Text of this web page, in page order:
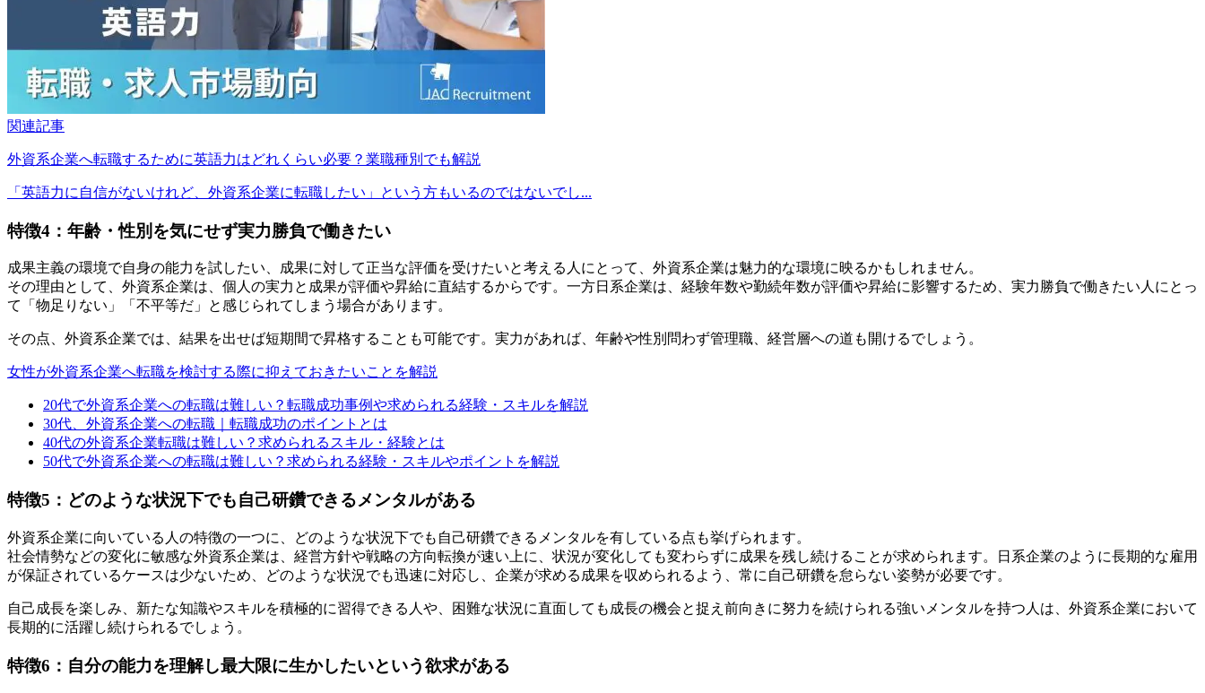
関連記事
外資系企業へ転職するために英語力はどれくらい必要？業職種別でも解説
「英語力に自信がないけれど、外資系企業に転職したい」という方もいるのではないでし...
特徴4：年齢・性別を気にせず実力勝負で働きたい
成果主義の環境で自身の能力を試したい、成果に対して正当な評価を受けたいと考える人にとって、外資系企業は魅力的な環境に映るかもしれません。
その理由として、外資系企業は、個人の実力と成果が評価や昇給に直結するからです。一方日系企業は、経験年数や勤続年数が評価や昇給に影響するため、実力勝負で働きたい人にとっ
て「物足りない」「不平等だ」と感じられてしまう場合があります。
その点、外資系企業では、結果を出せば短期間で昇格することも可能です。実力があれば、年齢や性別問わず管理職、経営層への道も開けるでしょう。
女性が外資系企業へ転職を検討する際に抑えておきたいことを解説
20代で外資系企業への転職は難しい？転職成功事例や求められる経験・スキルを解説
30代、外資系企業への転職｜転職成功のポイントとは
40代の外資系企業転職は難しい？求められるスキル・経験とは
50代で外資系企業への転職は難しい？求められる経験・スキルやポイントを解説
特徴5：どのような状況下でも自己研鑽できるメンタルがある
外資系企業に向いている人の特徴の一つに、どのような状況下でも自己研鑽できるメンタルを有している点も挙げられます。
社会情勢などの変化に敏感な外資系企業は、経営方針や戦略の方向転換が速い上に、状況が変化しても変わらずに成果を残し続けることが求められます。日系企業のように長期的な雇用
が保証されているケースは少ないため、どのような状況でも迅速に対応し、企業が求める成果を収められるよう、常に自己研鑽を怠らない姿勢が必要です。
自己成長を楽しみ、新たな知識やスキルを積極的に習得できる人や、困難な状況に直面しても成長の機会と捉え前向きに努力を続けられる強いメンタルを持つ人は、外資系企業において
長期的に活躍し続けられるでしょう。
特徴6：自分の能力を理解し最大限に生かしたいという欲求がある